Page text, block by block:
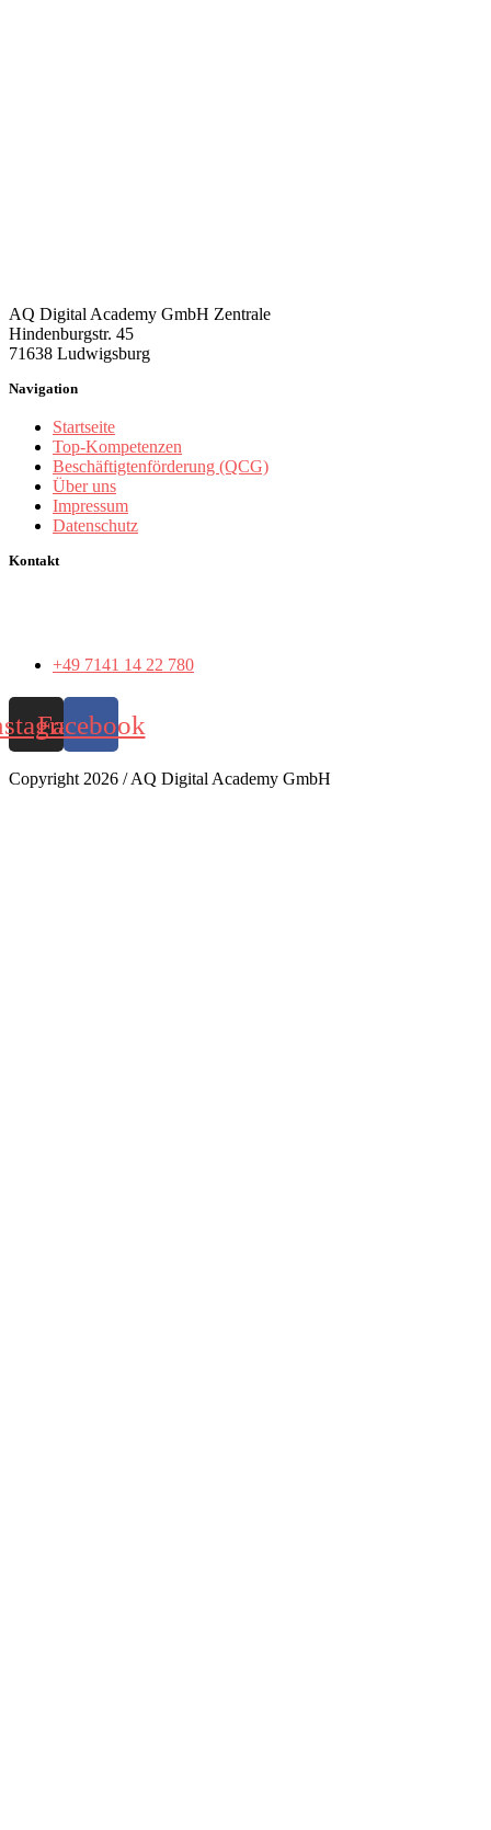
AQ Digital Academy GmbH Zentrale
Hindenburgstr. 45
71638 Ludwigsburg
Navigation
Startseite
Top-Kompetenzen
Beschäftigtenförderung (QCG)
Über uns
Impressum
Datenschutz
Kontakt
+49 7141 14 22 780
Facebook
Copyright 2026 / AQ Digital Academy GmbH